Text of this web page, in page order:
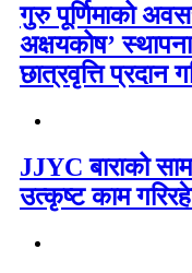
गुरु पूर्णिमाको
अक्षयकोष’ स्थापना
छात्रवृत्ति प्रदान
JJYC बाराको
उत्कृष्ट काम